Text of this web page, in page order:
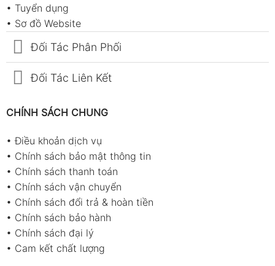
• Tuyển dụng
• Sơ đồ Website
Đối Tác Phân Phối
Đối Tác Liên Kết
CHÍNH SÁCH CHUNG
•Điều khoản dịch vụ
• Chính sách bảo mật thông tin
• Chính sách thanh toán
• Chính sách vận chuyển
• Chính sách đổi trả & hoàn tiền
• Chính sách bảo hành
• Chính sách đại lý
• Cam kết chất lượng